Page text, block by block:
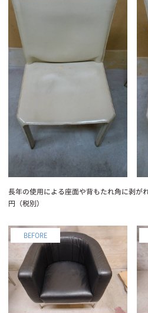
長年の使用による座面や背もたれ角に剥
円（税別）